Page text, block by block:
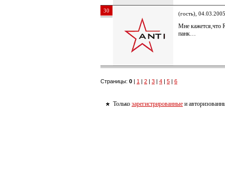
30 (гость),
Мне кажется,что
панк…
Страницы: 0 | 1 | 2 | 3 | 4 | 5 | 6
Только зарегистрированные и